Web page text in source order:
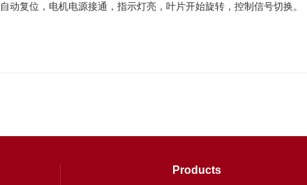
复位，电机电源接通，指示灯亮，叶片开始旋转，控制信号切换。
Products